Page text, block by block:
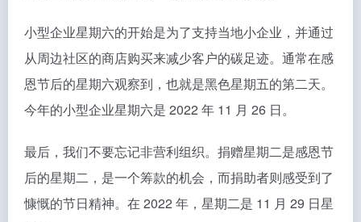
小型企业星期六的开始是为了支持当地小企业，并通过
从周边社区的商店购买来减少客户的碳足迹。通常在感
恩节后的星期六观察到，也就是黑色星期五的第二天。
今年的小型企业星期六是 2022 年 11 月 26 日。
最后，我们不要忘记非营利组织。捐赠星期二是感恩节
后的星期二，是一个筹款的机会，而捐助者则感受到了
慷慨的节日精神。在 2022 年，星期二是 11 月 29 日星